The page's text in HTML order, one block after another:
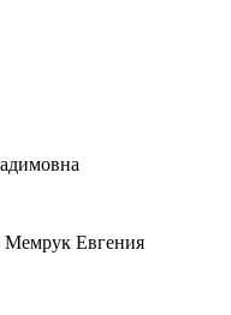
Мемрук Евгения